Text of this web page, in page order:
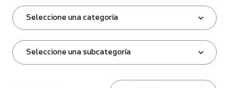
Seleccione una categoría
Seleccione una subcategoría